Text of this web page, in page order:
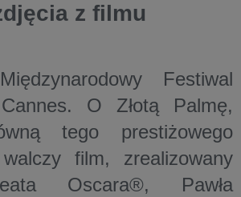
z filmu
Festiwal
O Złotą Palmę,
tego prestiżowego
film, zrealizowany
Oscara®, Pawła